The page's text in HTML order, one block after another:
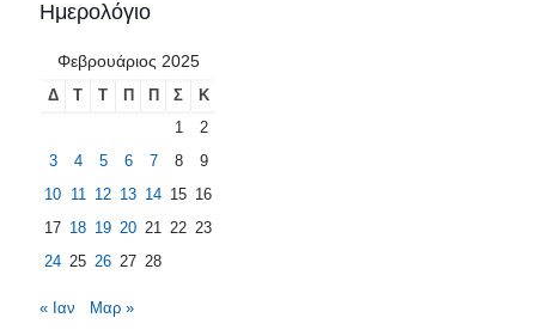
Ημερολόγιο
Φεβρουάριος 2025
Δ Τ Τ Π Π Σ
Κ
1
2
3
4 5 6 7 8
9
10 11 12 13 14 15 16
17 18 19 20 21 22 23
24 25 26 27 28
« Ιαν Μαρ »